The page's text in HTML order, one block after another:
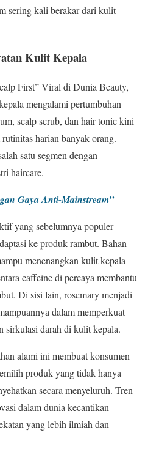
sering kali berakar dari kulit
Kulit Kepala
First” Viral di Dunia Beauty,
mengalami pertumbuhan
scalp scrub, dan hair tonic kini
harian banyak orang.
satu segmen dengan
haircare.
Gaya Anti-Mainstream”
yang sebelumnya populer
ke produk rambut. Bahan
menenangkan kulit kepala
caffeine di percaya membantu
Di sisi lain, rosemary menjadi
dalam memperkuat
sirkulasi darah di kulit kepala.
alami ini membuat konsumen
produk yang tidak hanya
secara menyeluruh. Tren
dalam dunia kecantikan
yang lebih ilmiah dan